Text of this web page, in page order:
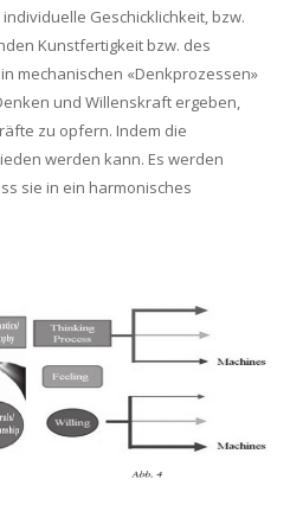
Geschicklichkeit, bzw.
Kunstfertigkeit bzw. des
mechanischen «Denkprozessen»
und Willenskraft ergeben,
zu opfern. Indem die
werden kann. Es werden
sie in ein harmonisches